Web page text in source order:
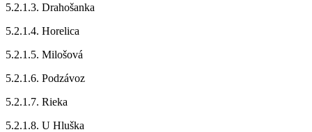
5.2.1.3. Drahošanka
5.2.1.4. Horelica
5.2.1.5. Milošová
5.2.1.6. Podzávoz
5.2.1.7. Rieka
5.2.1.8. U Hluška